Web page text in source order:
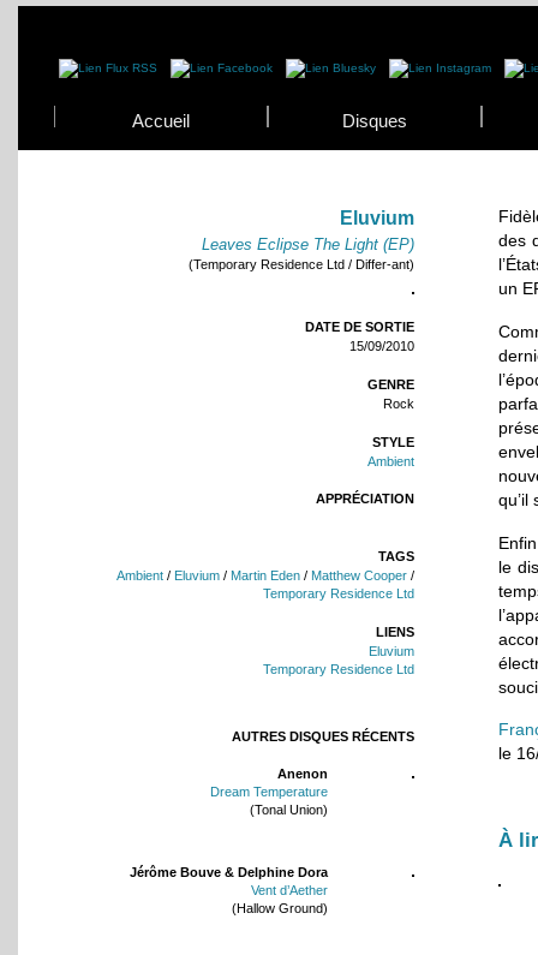
Accueil Disques
Eluvium
Leaves Eclipse The Light (EP)
(Temporary Residence Ltd / Differ-ant)
DATE DE SORTIE
15/09/2010
GENRE
Rock
STYLE
Ambient
APPRÉCIATION
TAGS
Ambient / Eluvium / Martin Eden / Matthew Cooper /
Temporary Residence Ltd
LIENS
Eluvium
Temporary Residence Ltd
AUTRES DISQUES RÉCENTS
Anenon
Dream Temperature
(Tonal Union)
Jérôme Bouve & Delphine Dora
Vent d’Aether
(Hallow Ground)
des
un
qu’il
le
le
À